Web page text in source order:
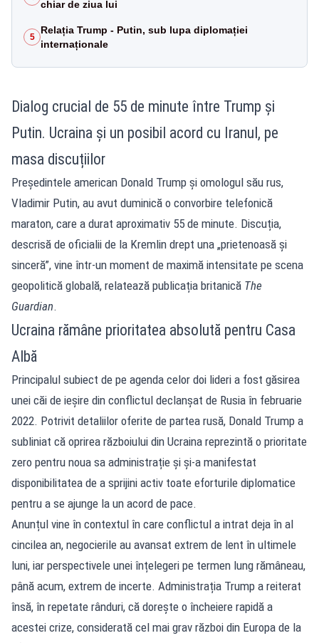
chiar de ziua lui
5
Relația Trump - Putin, sub lupa diplomației
internaționale
Dialog crucial de 55 de minute între Trump și
Putin. Ucraina și un posibil acord cu Iranul, pe
masa discuțiilor
Președintele american Donald Trump și omologul său rus,
Vladimir Putin, au avut duminică o convorbire telefonică
maraton, care a durat aproximativ 55 de minute. Discuția,
descrisă de oficialii de la Kremlin drept una „prietenoasă și
sinceră”, vine într-un moment de maximă intensitate pe scena
geopolitică globală, relatează publicația britanică The
Guardian.
Ucraina rămâne prioritatea absolută pentru Casa
Albă
Principalul subiect de pe agenda celor doi lideri a fost găsirea
unei căi de ieșire din conflictul declanșat de Rusia în februarie
2022. Potrivit detaliilor oferite de partea rusă, Donald Trump a
subliniat că oprirea războiului din Ucraina reprezintă o prioritate
zero pentru noua sa administrație și și-a manifestat
disponibilitatea de a sprijini activ toate eforturile diplomatice
pentru a se ajunge la un acord de pace.
Anunțul vine în contextul în care conflictul a intrat deja în al
cincilea an, negocierile au avansat extrem de lent în ultimele
luni, iar perspectivele unei înțelegeri pe termen lung rămâneau,
până acum, extrem de incerte. Administrația Trump a reiterat
însă, în repetate rânduri, că dorește o încheiere rapidă a
acestei crize, considerată cel mai grav război din Europa de la